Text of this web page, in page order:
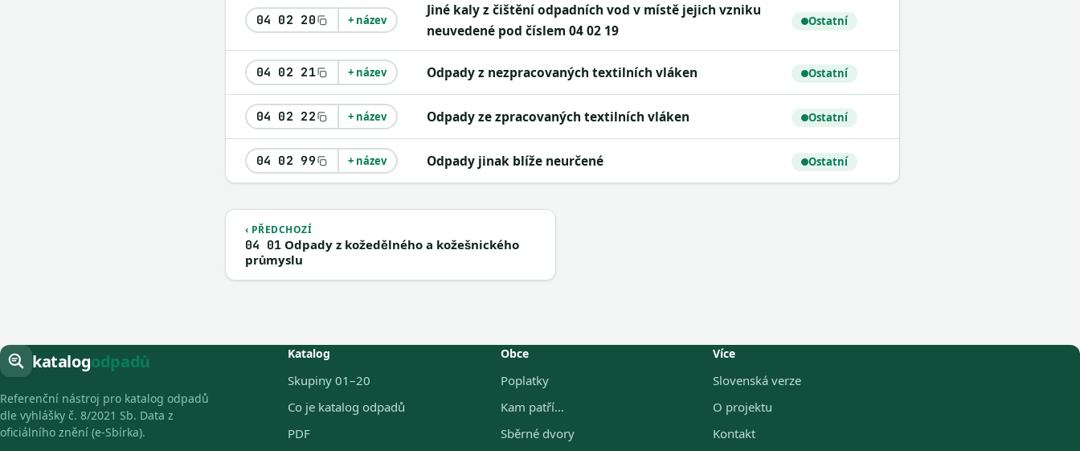
04 02 20 + název
Jiné kaly z čištění odpadních vod v místě jejich vzniku
neuvedené pod číslem 04 02 19
Ostatní
04 02 21 + název Odpady z nezpracovaných textilních vláken Ostatní
04 02 22 + název Odpady ze zpracovaných textilních vláken Ostatní
04 02 99 + název Odpady jinak blíže neurčené Ostatní
‹ PŘEDCHOZÍ
04 01 Odpady z kožedělného a kožešnického
průmyslu
katalogodpadů
Referenční nástroj pro katalog odpadů
dle vyhlášky č. 8/2021 Sb. Data z
oficiálního znění (e-Sbírka).
Katalog
Skupiny 01–20
Co je katalog odpadů
PDF
Obce
Poplatky
Kam patří…
Sběrné dvory
Více
Slovenská verze
O projektu
Kontakt